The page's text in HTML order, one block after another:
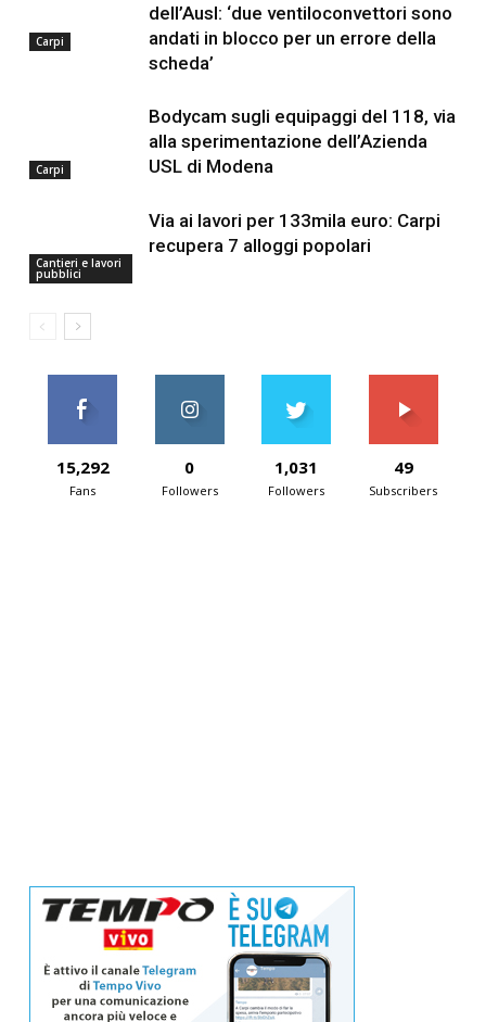
Carpi
dell’Ausl: ‘due ventiloconvettori sono
andati in blocco per un errore della
scheda’
Carpi
Bodycam sugli equipaggi del 118, via
alla sperimentazione dell’Azienda
USL di Modena
Cantieri e lavori
pubblici
Via ai lavori per 133mila euro: Carpi
recupera 7 alloggi popolari
15,292
Fans
0
Followers
1,031
Followers
49
Subscribers